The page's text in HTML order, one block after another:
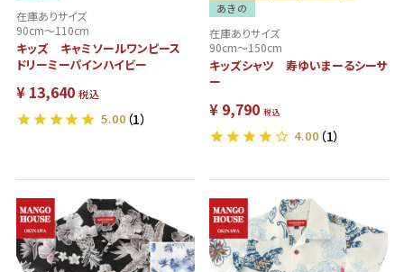
在庫ありサイズ
90cm～110cm
キッズ キャミソールワンピース
ドリーミーパインハイビー
¥ 13,640 税込
5.00 （1）
あきの
在庫ありサイズ
90cm～150cm
キッズシャツ 寿ゆいまーるシーサ
ー
¥ 9,790 税込
4.00 （1）